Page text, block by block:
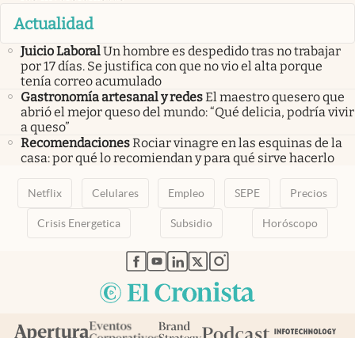
Actualidad
Juicio LaboralUn hombre es despedido tras no trabajar
por 17 días. Se justifica con que no vio el alta porque
tenía correo acumulado
Gastronomía artesanal y redesEl maestro quesero que
abrió el mejor queso del mundo: “Qué delicia, podría vivir
a queso”
RecomendacionesRociar vinagre en las esquinas de la
casa: por qué lo recomiendan y para qué sirve hacerlo
Netflix Celulares Empleo SEPE Precios
Crisis Energetica Subsidio Horóscopo
abre en nueva pestaña
abre en nueva pestaña
abre en nueva pestaña
abre en nueva pestaña
abre en nueva pestaña